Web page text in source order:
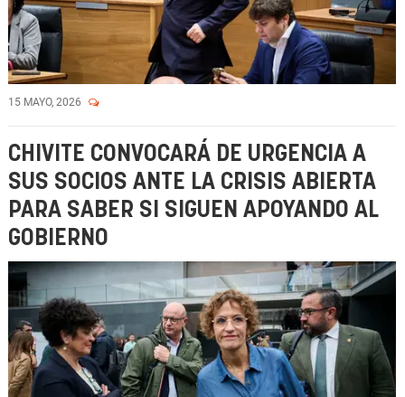
15 MAYO, 2026
CHIVITE CONVOCARÁ DE URGENCIA A
SUS SOCIOS ANTE LA CRISIS ABIERTA
PARA SABER SI SIGUEN APOYANDO AL
GOBIERNO